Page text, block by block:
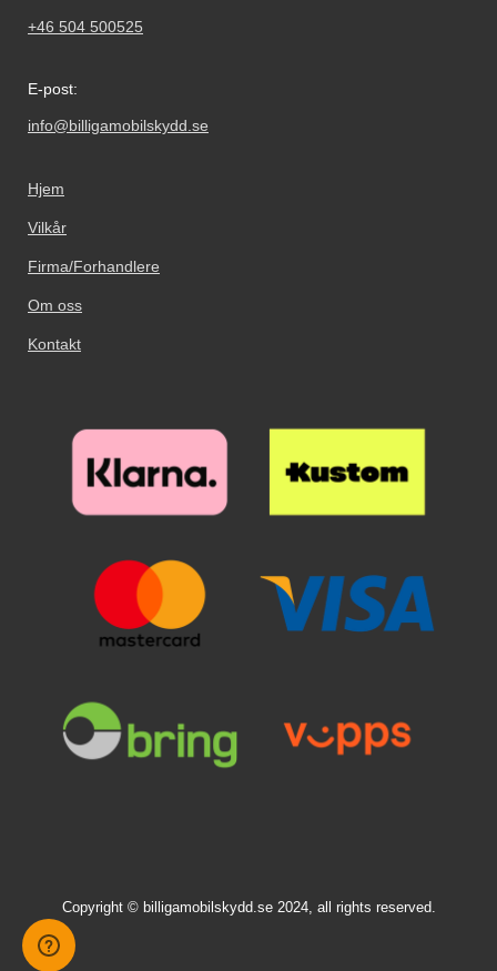
+46 504 500525
E-post:
info@billigamobilskydd.se
Hjem
Vilkår
Firma/Forhandlere
Om oss
Kontakt
Copyright © billigamobilskydd.se 2024, all rights reserved.